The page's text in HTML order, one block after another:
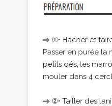
①• Hacher et
Passer en purée la
petits dés, les
mouler dans 4
②• Tailler des